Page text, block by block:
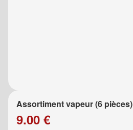
Assortiment vapeur (6 pièces)
9.00 €